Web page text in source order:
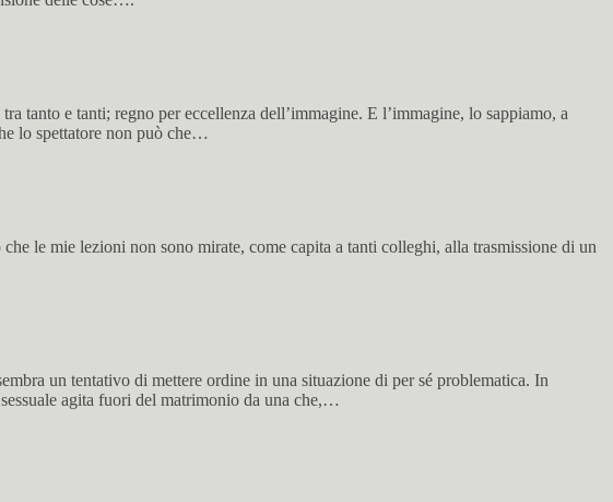
e tanti; regno per eccellenza dell’immagine. E l’immagine, lo sappiamo, a
lo spettatore non può che…
le mie lezioni non sono mirate, come capita a tanti colleghi, alla trasmissione di un
un tentativo di mettere ordine in una situazione di per sé problematica. In
agita fuori del matrimonio da una che,…